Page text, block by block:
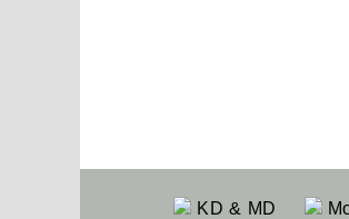
KD & MD